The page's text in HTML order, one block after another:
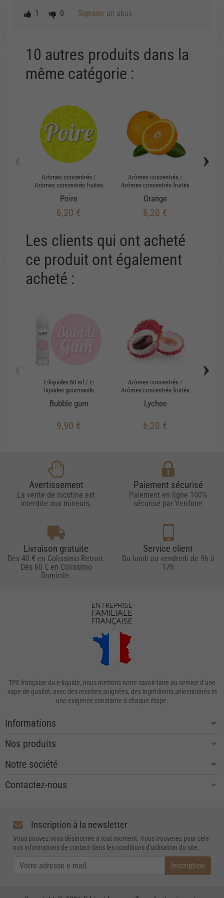
1
0 Signaler un abus
10 autres produits dans la
même catégorie :
Arômes concentrés /
Arômes concentrés fruités
Poire
6,20 €
Arômes concentrés /
Arômes concentrés fruités
Orange
6,20 €
›
Les clients qui ont acheté
ce produit ont également
acheté :
E-liquides 60 ml / E-
liquides gourmands
Bubble gum
9,90 €
Arômes concentrés /
Arômes concentrés fruités
Lychee
6,20 €
›
Avertissement
La vente de nicotine est
interdite aux mineurs.
Paiement sécurisé
Paiement en ligne 100%
sécurisé par Verifone
Livraison gratuite
Dès 40 € en Colissimo Retrait.
Dès 60 € en Colissimo
Domicile.
Service client
Du lundi au vendredi de 9h à
17h
TPE française du e-liquide, nous mettons notre savoir-faire au service d’une
vape de qualité, avec des recettes soignées, des ingrédients sélectionnés et
une exigence constante à chaque étape.
Informations
Nos produits
Notre société
Contactez-nous
Inscription à la newsletter
Vous pouvez vous désinscrire à tout moment. Vous trouverez pour cela
nos informations de contact dans les conditions d'utilisation du site.